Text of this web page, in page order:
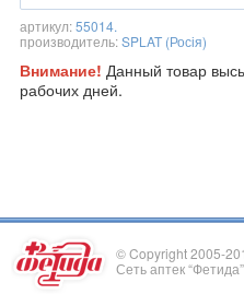
артикул:55014.
производитель:SPLAT (Росія)
Внимание! Данный товар
рабочих дней.
© Copyright 2005-
Сеть аптек “Фетида”